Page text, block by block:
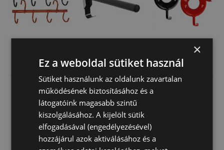
Kantártartó
Hordozható
5 970 Ft
Nyeregtartó
Rúd Lehajtható
9 300 Ft
Kantártartó
Fém
×
Ez a weboldal sütiket használ
Sütiket használunk az oldalunk zavartalan
működésének biztosításához és a
látogatóink magasabb szintű
kiszolgálásához. A kijelölt sütik
elfogadásával (engedélyezésével)
hozzájárul azok aktiválásához és a